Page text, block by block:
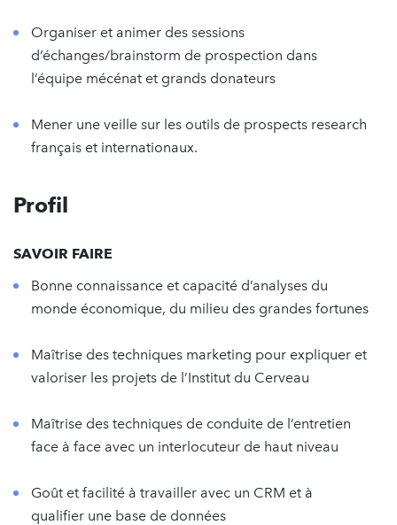
Organiser et animer des sessions
d’échanges/brainstorm de prospection dans
l’équipe mécénat et grands donateurs
Mener une veille sur les outils de prospects research
français et internationaux.
Profil
SAVOIR FAIRE
Bonne connaissance et capacité d’analyses du
monde économique, du milieu des grandes fortunes
Maîtrise des techniques marketing pour expliquer et
valoriser les projets de l’Institut du Cerveau
Maîtrise des techniques de conduite de l’entretien
face à face avec un interlocuteur de haut niveau
Goût et facilité à travailler avec un CRM et à
qualifier une base de données